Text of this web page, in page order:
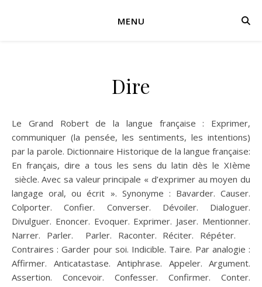
MENU
Dire
Le Grand Robert de la langue française : Exprimer,
communiquer (la pensée, les sentiments, les intentions)
par la parole. Dictionnaire Historique de la langue française:
En français, dire a tous les sens du latin dès le XIème
siècle. Avec sa valeur principale « d’exprimer au moyen du
langage oral, ou écrit ». Synonyme : Bavarder. Causer.
Colporter. Confier. Converser. Dévoiler. Dialoguer.
Divulguer. Enoncer. Evoquer. Exprimer. Jaser. Mentionner.
Narrer. Parler. Parler. Raconter. Réciter. Répéter.
Contraires : Garder pour soi. Indicible. Taire. Par analogie :
Affirmer. Anticatastase. Antiphrase. Appeler. Argument.
Assertion. Concevoir. Confesser. Confirmer. Conter.